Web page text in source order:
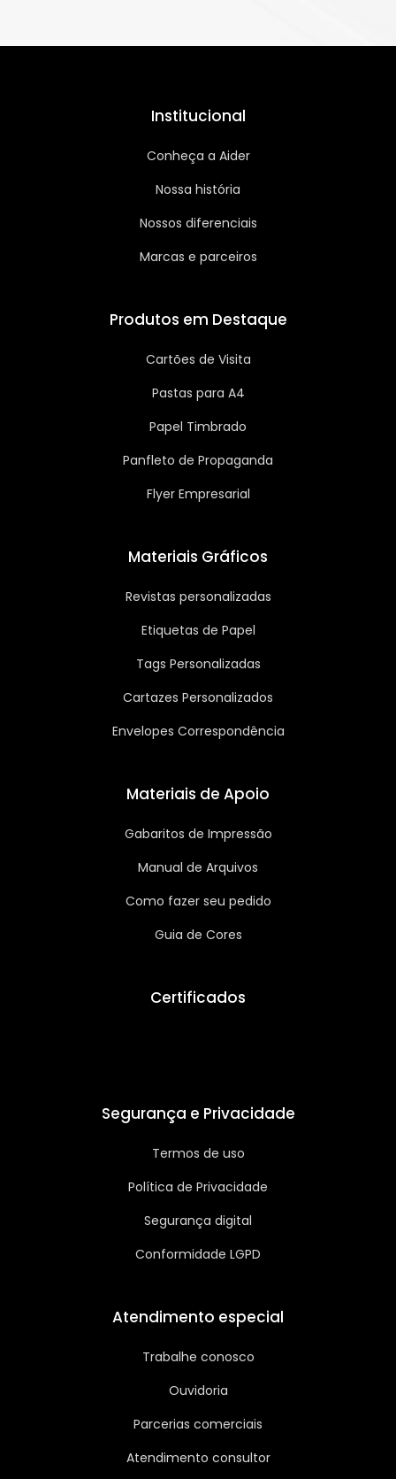
Institucional
Conheça a Aider
Nossa história
Nossos diferenciais
Marcas e parceiros
Produtos em Destaque
Cartões de Visita
Pastas para A4
Papel Timbrado
Panfleto de Propaganda
Flyer Empresarial
Materiais Gráficos
Revistas personalizadas
Etiquetas de Papel
Tags Personalizadas
Cartazes Personalizados
Envelopes Correspondência
Materiais de Apoio
Gabaritos de Impressão
Manual de Arquivos
Como fazer seu pedido
Guia de Cores
Certificados
Segurança e Privacidade
Termos de uso
Política de Privacidade
Segurança digital
Conformidade LGPD
Atendimento especial
Trabalhe conosco
Ouvidoria
Parcerias comerciais
Atendimento consultor